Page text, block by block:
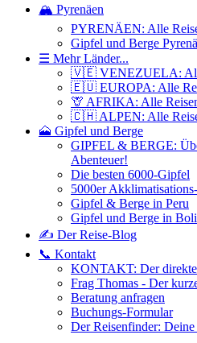
🏔️ Pyrenäen
PYRENÄEN: Alle
Gipfel und Berge
☰ Mehr Länder...
🇻🇪 VENEZUELA:
🇪🇺 EUROPA: Alle
🦒 AFRIKA: Alle
🇨🇭 ALPEN: Alle
🗻 Gipfel und Berge
GIPFEL & BERGE:
Abenteuer!
Die besten 6000-Gipfel
5000er
Gipfel & Berge in Peru
Gipfel und Berge in
✍️ Der Reise-Blog
📞 Kontakt
KONTAKT: Der
Frag Thomas - Der
Beratung anfragen
Buchungs-Formular
Der Reisenfinder: